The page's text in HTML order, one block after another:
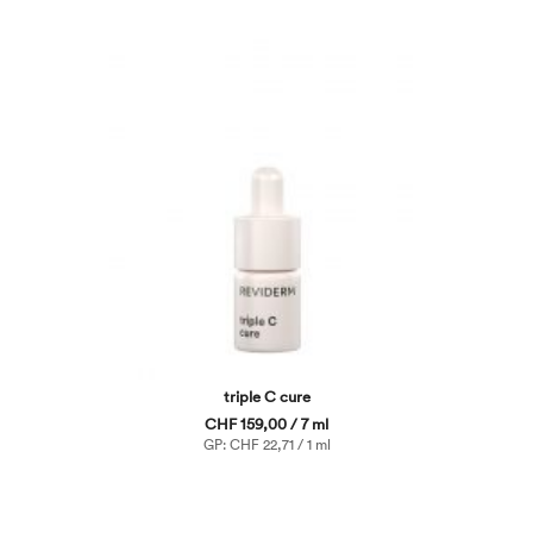
triple C cure
CHF 159,00 / 7 ml
GP: CHF 22,71 / 1 ml